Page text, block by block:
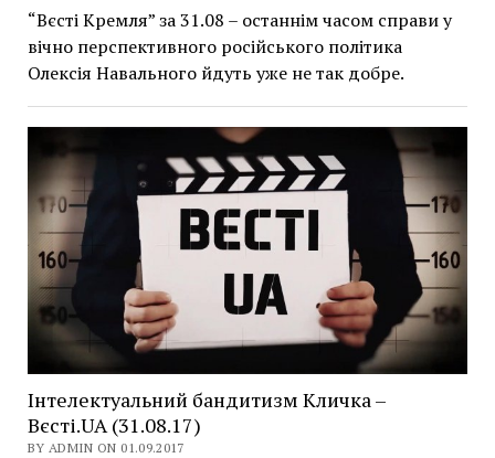
“Вєсті Кремля” за 31.08 – останнім часом справи у
вічно перспективного російського політика
Олексія Навального йдуть уже не так добре.
Інтелектуальний бандитизм Кличка –
Вєсті.UA (31.08.17)
BY ADMIN ON 01.09.2017